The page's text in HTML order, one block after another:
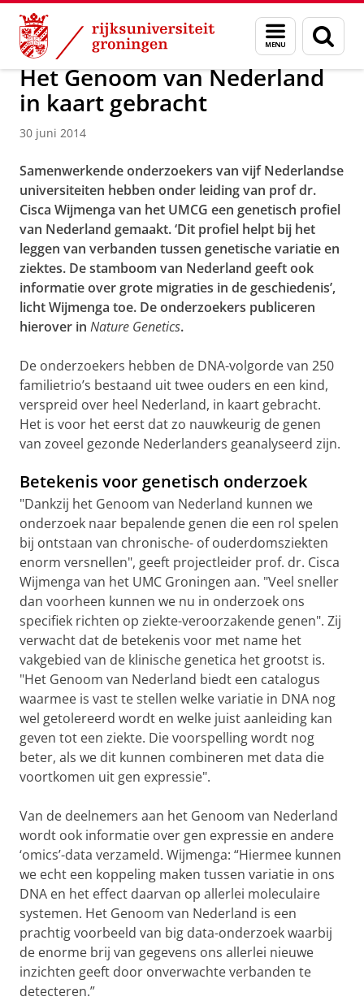
Skip
Content
Skip
Navigation
Menu
en
zoeken
Over ons Actueel Nieuws Nieuwsberichten
Het Genoom van Nederland
in kaart gebracht
30 juni 2014
Samenwerkende onderzoekers van vijf Nederlandse
universiteiten hebben onder leiding van prof dr.
Cisca Wijmenga van het UMCG een genetisch profiel
van Nederland gemaakt. ‘Dit profiel helpt bij het
leggen van verbanden tussen genetische variatie en
ziektes. De stamboom van Nederland geeft ook
informatie over grote migraties in de geschiedenis’,
licht Wijmenga toe. De onderzoekers publiceren
hierover in Nature Genetics.
De onderzoekers hebben de DNA-volgorde van 250
familietrio’s bestaand uit twee ouders en een kind,
verspreid over heel Nederland, in kaart gebracht.
Het is voor het eerst dat zo nauwkeurig de genen
van zoveel gezonde Nederlanders geanalyseerd zijn.
Betekenis voor genetisch onderzoek
"Dankzij het Genoom van Nederland kunnen we
onderzoek naar bepalende genen die een rol spelen
bij ontstaan van chronische- of ouderdomsziekten
enorm versnellen", geeft projectleider prof. dr. Cisca
Wijmenga van het UMC Groningen aan. "Veel sneller
dan voorheen kunnen we nu in onderzoek ons
specifiek richten op ziekte-veroorzakende genen". Zij
verwacht dat de betekenis voor met name het
vakgebied van de klinische genetica het grootst is.
"Het Genoom van Nederland biedt een catalogus
waarmee is vast te stellen welke variatie in DNA nog
wel getolereerd wordt en welke juist aanleiding kan
geven tot een ziekte. Die voorspelling wordt nog
beter, als we dit kunnen combineren met data die
voortkomen uit gen expressie".
Van de deelnemers aan het Genoom van Nederland
wordt ook informatie over gen expressie en andere
‘omics’-data verzameld. Wijmenga: “Hiermee kunnen
we echt een koppeling maken tussen variatie in ons
DNA en het effect daarvan op allerlei moleculaire
systemen. Het Genoom van Nederland is een
prachtig voorbeeld van big data-onderzoek waarbij
de enorme brij van gegevens ons allerlei nieuwe
inzichten geeft door onverwachte verbanden te
detecteren.”